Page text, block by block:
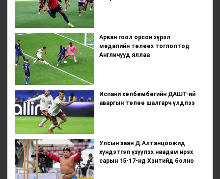
Арван гоол орсон хүрэл
медалийн төлөөх тоглолтод
Англичууд яллаа
Испани хөлбөмбөгийн ДАШТ-ий
аваргын төлөө шалгарч үлдлээ
Улсын заан Д.Алтанцоожид
хүндэтгэл үзүүлэх наадам ирэх
сарын 15-17-нд Хэнтийд болно